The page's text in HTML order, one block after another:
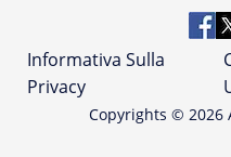
Copyrights © 2026
Informativa Sulla
Privacy